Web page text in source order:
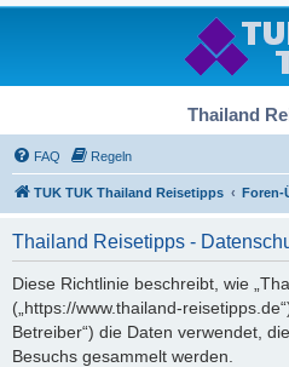
Thailand
FAQ Regeln
TUK TUK Thailand Reisetipps Foren-
Thailand Reisetipps -
Diese Richtlinie beschreibt, wie
(„https://www.thailand-
Betreiber“) die Daten verwendet,
Besuchs gesammelt werden.